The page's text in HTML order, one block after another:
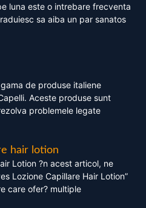
luna este o intrebare frecventa
sa aiba un par sanatos
de produse italiene
Aceste produse sunt
problemele legate
hair lotion
Lotion ?n acest articol, ne
Lozione Capillare Hair Lotion”
care ofer? multiple